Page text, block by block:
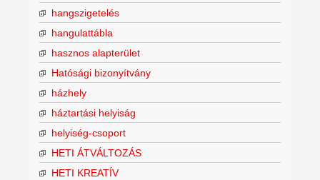
hangszigetelés
hangulattábla
hasznos alapterület
Hatósági bizonyítvány
házhely
háztartási helyiság
helyiség-csoport
HETI ÁTVÁLTOZÁS
HETI KREATÍV